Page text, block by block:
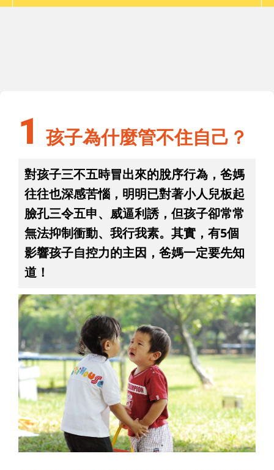
1 孩子為什麼管不住自己？
對孩子三不五時冒出來的脫序行為，爸媽
往往也深感苦惱，明明已對著小人兒板起
臉孔三令五申、威逼利誘，但孩子卻常常
無法抑制衝動、我行我素。其實，有5個
影響孩子自控力的主因，爸媽一定要先知
道！